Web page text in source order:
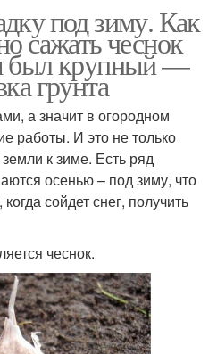
под зиму. Как
сажать чеснок
был крупный —
грунта
а значит в огородном
работы. И это не только
к зиме. Есть ряд
осенью – под зиму, что
сойдет снег, получить
чеснок.